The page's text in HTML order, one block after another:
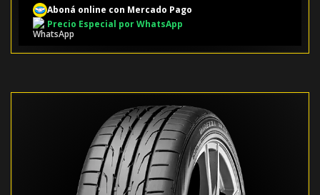
Aboná online con Mercado Pago
Precio Especial por WhatsApp